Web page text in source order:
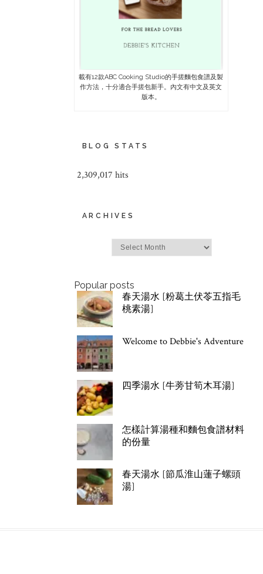
載有12款ABC Cooking Studio的手搓麵包食譜及製
作方法，十分適合手搓包新手。內文有中文及英文
版本。
BLOG STATS
2,309,017 hits
ARCHIVES
Popular posts
春天湯水 [粉葛土伏苓五指毛
桃素湯]
Welcome to Debbie's Adventure
四季湯水 [牛蒡甘筍木耳湯]
怎樣計算湯種和麵包食譜材料
的份量
春天湯水 [節瓜淮山蓮子螺頭
湯]